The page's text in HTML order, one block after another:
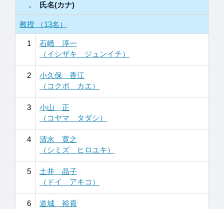
.
氏名(カナ)
教授 （13名）
1
石﨑 淳一
（イシザキ ジュンイチ）
2
小久保 香江
（コクボ カエ）
3
小山 正
（コヤマ タダシ）
4
清水 寛之
（シミズ ヒロユキ）
5
土井 晶子
（ドイ アキコ）
6
道城 裕貴